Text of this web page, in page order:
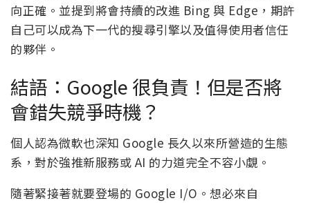
向正確。並提到將會持續的改進 Bing 與 Edge，期許
自己可以成為下一代的搜尋引擎以及值得使用者信任
的夥伴。
結語：Google 很負責！但是否將
會錯失競爭時機？
個人認為微軟也深知 Google 長久以來所營造的生態
系，對於強推新服務或 AI 的力道完全不容小覷。
隨著緊接著就要登場的 Google I/O。想必來自